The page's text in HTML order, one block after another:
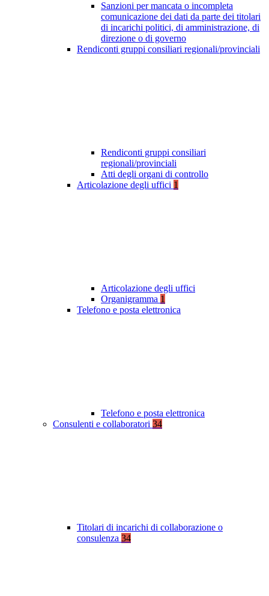
Sanzioni per mancata o incompleta
comunicazione dei dati da parte dei titolari
di incarichi politici, di amministrazione, di
direzione o di governo
Rendiconti gruppi consiliari regionali/provinciali
Rendiconti gruppi consiliari
regionali/provinciali
Atti degli organi di controllo
Articolazione degli uffici 1
Articolazione degli uffici
Organigramma 1
Telefono e posta elettronica
Telefono e posta elettronica
Consulenti e collaboratori 34
Titolari di incarichi di collaborazione o
consulenza 34